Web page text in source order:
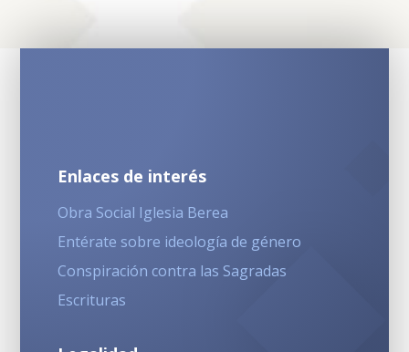
Enlaces de interés
Obra Social Iglesia Berea
Entérate sobre ideología de género
Conspiración contra las Sagradas
Escrituras